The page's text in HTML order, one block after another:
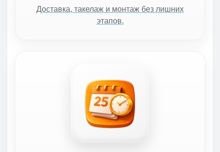
Доставка, такелаж и монтаж без лишних
этапов.